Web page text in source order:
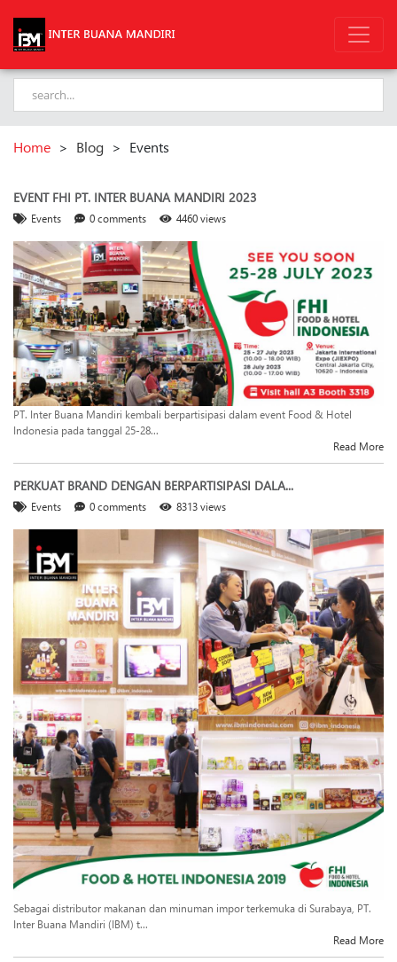
Home > Blog > Events
EVENT FHI PT. INTER BUANA MANDIRI 2023
Events 0 comments 4460 views
PT. Inter Buana Mandiri kembali berpartisipasi dalam event Food & Hotel
Indonesia pada tanggal 25-28...
Read More
PERKUAT BRAND DENGAN BERPARTISIPASI DALA...
Events 0 comments 8313 views
Sebagai distributor makanan dan minuman impor terkemuka di Surabaya, PT.
Inter Buana Mandiri (IBM) t...
Read More